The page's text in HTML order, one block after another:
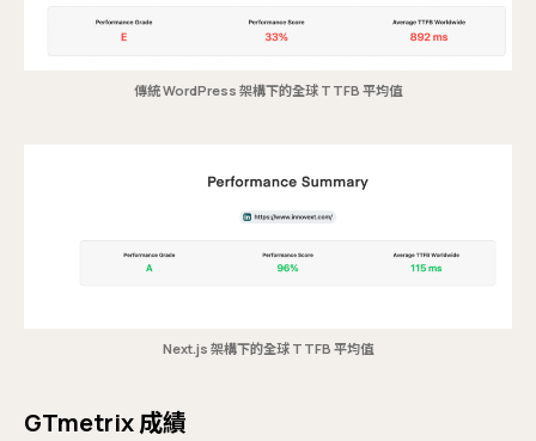
傳統 WordPress 架構下的全球 TTFB 平均值
Next.js 架構下的全球 TTFB 平均值
GTmetrix 成績